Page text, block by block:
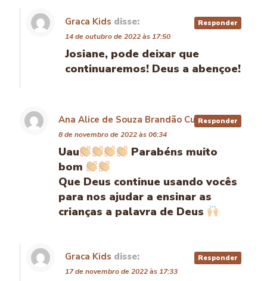
Graca Kids disse:
14 de outubro de 2022 às 17:50
Josiane, pode deixar que
continuaremos! Deus a abençoe!
Responder
Ana Alice de Souza Brandão Cunha disse:
8 de novembro de 2022 às 06:34
Uau
Parabéns muito
bom
Que Deus continue usando vocês
para nos ajudar a ensinar as
crianças a palavra de Deus
Responder
Graca Kids disse:
17 de novembro de 2022 às 17:33
Responder